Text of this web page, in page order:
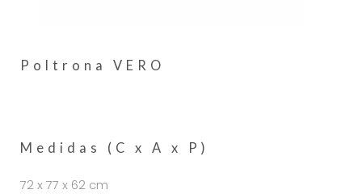
Poltrona VERO
Medidas (C x A x P)
72 x 77 x 62 cm